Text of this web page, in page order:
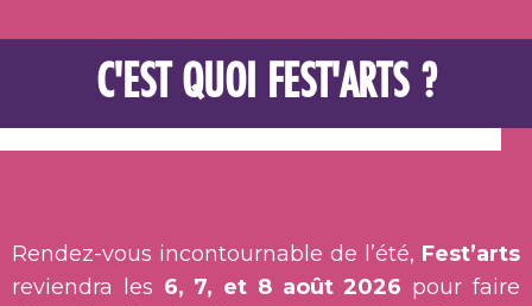
C'EST QUOI FEST'ARTS ?
Rendez-vous incontournable de l’été, Fest’arts
reviendra les 6, 7, et 8 août 2026 pour faire